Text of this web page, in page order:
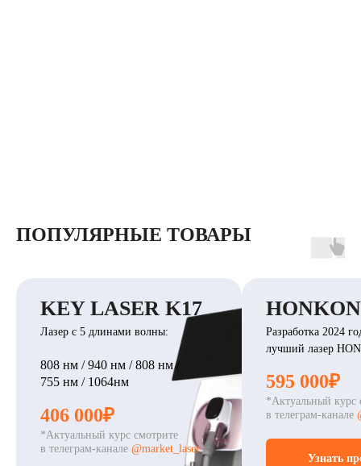
ПОПУЛЯРНЫЕ ТОВАРЫ
KEY LASER K17
Лазер с 5 длинами волны:
808 нм / 940 нм / 808 нм /
755 нм / 1064нм
406 000₽
*Актуальный курс смотрите
в телеграм-канале @market_laser
HONKON
Разработка 2024
лучший лазер
595 000₽
*Актуальный курс
в телеграм-канале
Узнать